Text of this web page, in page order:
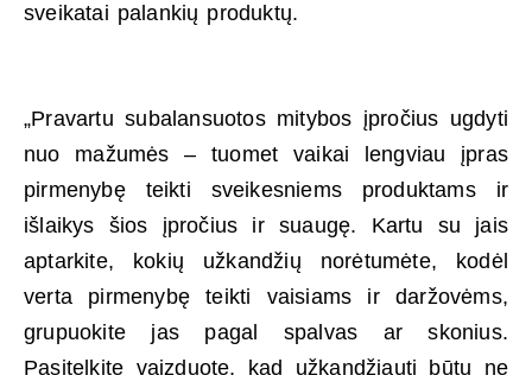
sveikatai palankių produktų.
„Pravartu subalansuotos mitybos įpročius ugdyti
nuo mažumės – tuomet vaikai lengviau įpras
pirmenybę teikti sveikesniems produktams ir
išlaikys šios įpročius ir suaugę. Kartu su jais
aptarkite, kokių užkandžių norėtumėte, kodėl
verta pirmenybę teikti vaisiams ir daržovėms,
grupuokite jas pagal spalvas ar skonius.
Pasitelkite vaizduotę, kad užkandžiauti būtų ne